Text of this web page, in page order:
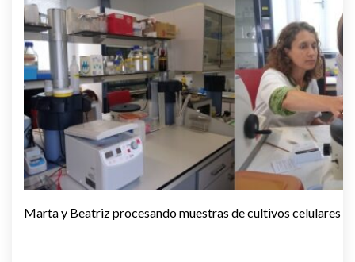
Marta y Beatriz procesando muestras de cultivos celulares